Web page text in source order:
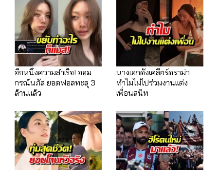
อีกหนึ่งความสำเร็จ! ออม
กรณ์นภัส ยอดฟอลทะลุ 3
ล้านแล้ว
นางเอกดังเคลียร์ดราม่า
ทำไมไม่ไปร่วมงานเเต่ง
เพื่อนสนิท